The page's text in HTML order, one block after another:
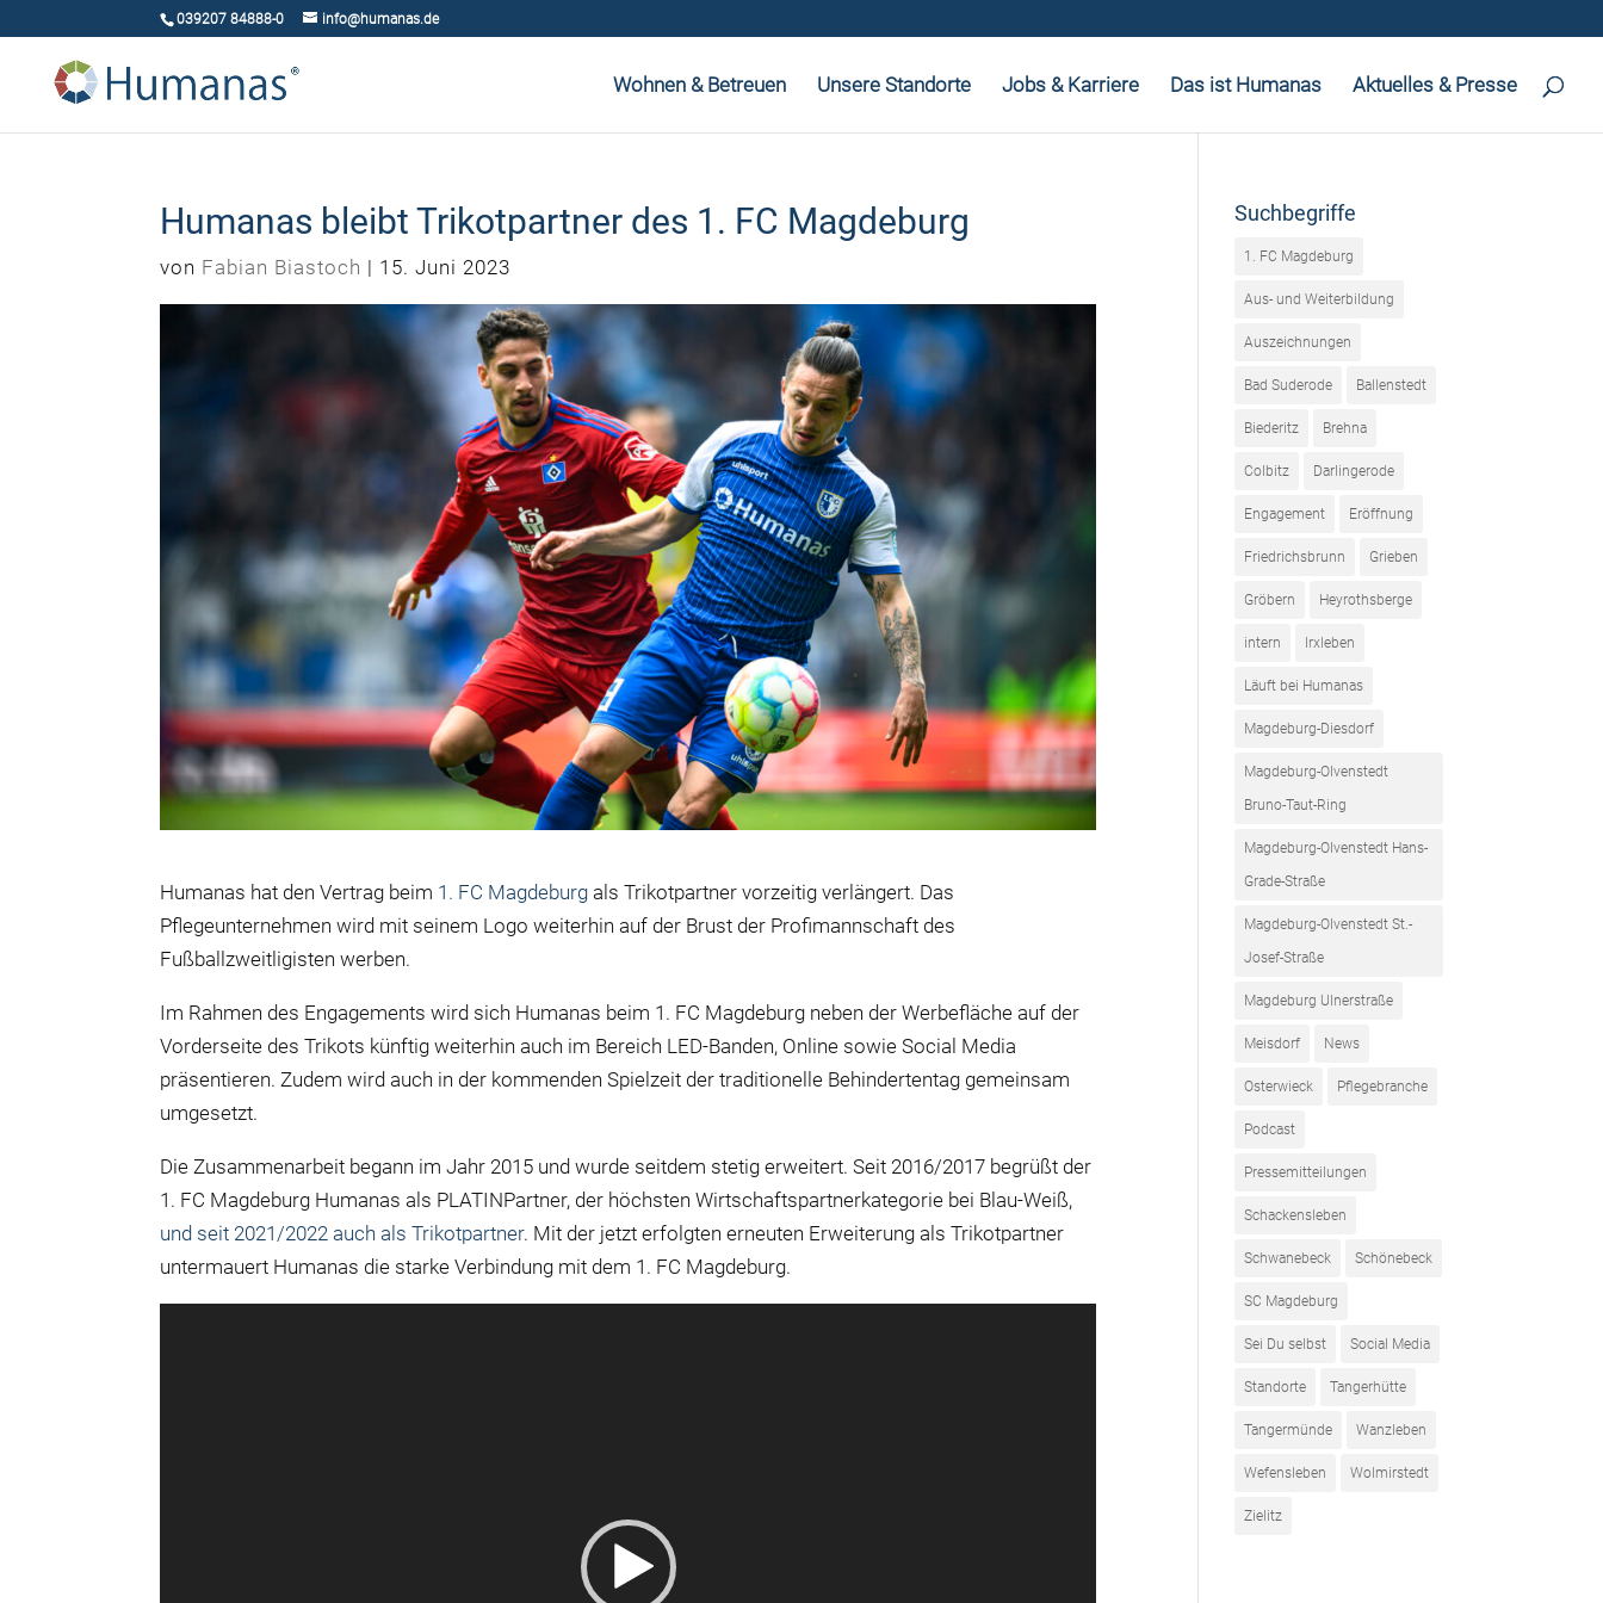
039207 84888-0 info@humanas.de
Wohnen & Betreuen Unsere Standorte Jobs & Karriere Das ist Humanas Aktuelles & Presse
Humanas bleibt Trikotpartner des 1. FC Magdeburg
von Fabian Biastoch | 15. Juni 2023
Humanas hat den Vertrag beim 1. FC Magdeburg als Trikotpartner vorzeitig verlängert. Das
Pflegeunternehmen wird mit seinem Logo weiterhin auf der Brust der Profimannschaft des
Fußballzweitligisten werben.
Im Rahmen des Engagements wird sich Humanas beim 1. FC Magdeburg neben der Werbefläche auf der
Vorderseite des Trikots künftig weiterhin auch im Bereich LED-Banden, Online sowie Social Media
präsentieren. Zudem wird auch in der kommenden Spielzeit der traditionelle Behindertentag gemeinsam
umgesetzt.
Die Zusammenarbeit begann im Jahr 2015 und wurde seitdem stetig erweitert. Seit 2016/2017 begrüßt der
1. FC Magdeburg Humanas als PLATINPartner, der höchsten Wirtschaftspartnerkategorie bei Blau-Weiß,
und seit 2021/2022 auch als Trikotpartner. Mit der jetzt erfolgten erneuten Erweiterung als Trikotpartner
untermauert Humanas die starke Verbindung mit dem 1. FC Magdeburg.
Suchbegriffe
1. FC Magdeburg
Aus- und Weiterbildung
Auszeichnungen
Bad Suderode Ballenstedt
Biederitz Brehna
Colbitz Darlingerode
Engagement Eröffnung
Friedrichsbrunn Grieben
Gröbern Heyrothsberge
intern Irxleben
Läuft bei Humanas
Magdeburg-Diesdorf
Magdeburg-Olvenstedt
Bruno-Taut-Ring
Magdeburg-Olvenstedt Hans-
Grade-Straße
Magdeburg-Olvenstedt St.-
Josef-Straße
Magdeburg Ulnerstraße
Meisdorf News
Osterwieck Pflegebranche
Podcast
Pressemitteilungen
Schackensleben
Schwanebeck Schönebeck
SC Magdeburg
Sei Du selbst Social Media
Standorte Tangerhütte
Tangermünde Wanzleben
Wefensleben Wolmirstedt
Zielitz